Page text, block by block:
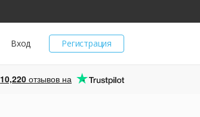
Регистрация
Вход
10,220 отзывов на